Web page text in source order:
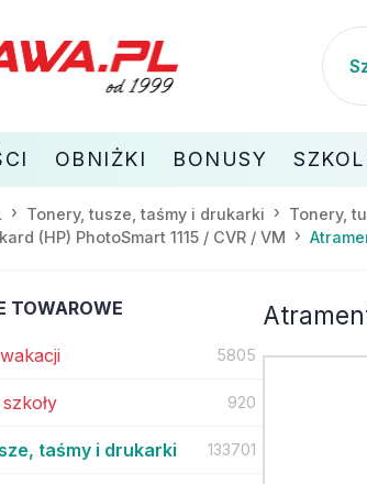
OBNIŻKI BONUSY
Tonery, tusze, taśmy i drukarki Tonery,
(HP) PhotoSmart 1115 / CVR / VM
TOWAROWE
5805
920
taśmy i drukarki 133701